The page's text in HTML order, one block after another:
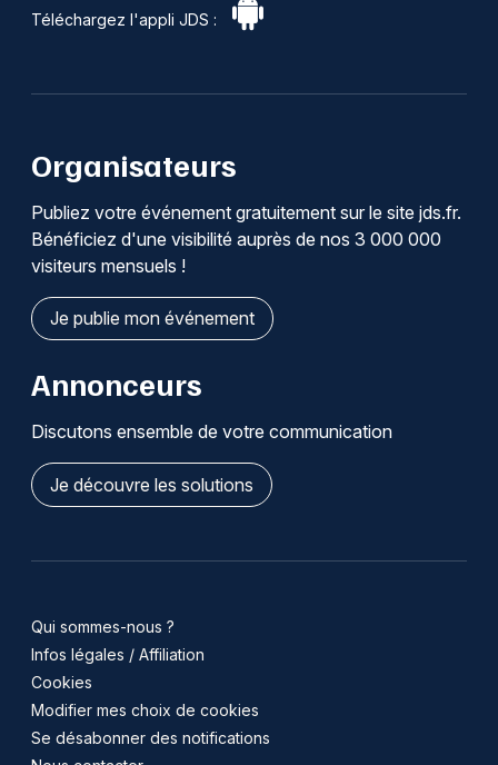
Téléchargez l'appli JDS :
Organisateurs
Publiez votre événement gratuitement sur le site jds.fr.
Bénéficiez d'une visibilité auprès de nos 3 000 000
visiteurs mensuels !
Je publie mon événement
Annonceurs
Discutons ensemble de votre communication
Je découvre les solutions
Qui sommes-nous ?
Infos légales / Affiliation
Cookies
Modifier mes choix de cookies
Se désabonner des notifications